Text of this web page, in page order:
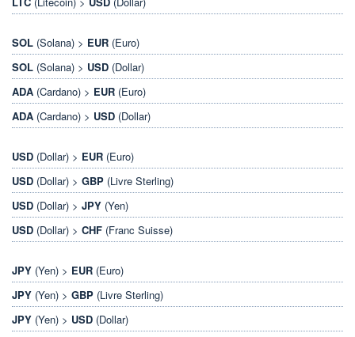
SOL (Solana) > EUR (Euro)
SOL (Solana) > USD (Dollar)
ADA (Cardano) > EUR (Euro)
ADA (Cardano) > USD (Dollar)
USD (Dollar) > EUR (Euro)
USD (Dollar) > GBP (Livre Sterling)
USD (Dollar) > JPY (Yen)
USD (Dollar) > CHF (Franc Suisse)
JPY (Yen) > EUR (Euro)
JPY (Yen) > GBP (Livre Sterling)
JPY (Yen) > USD (Dollar)